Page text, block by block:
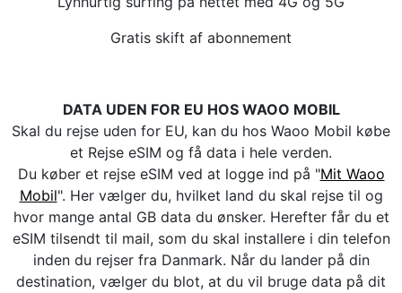
Gratis skift af abonnement
DATA UDEN FOR EU HOS WAOO MOBIL
Skal du rejse uden for EU, kan du hos Waoo Mobil købe
et Rejse eSIM og få data i hele verden.
Du køber et rejse eSIM ved at logge ind på "Mit Waoo
Mobil". Her vælger du, hvilket land du skal rejse til og
hvor mange antal GB data du ønsker. Herefter får du et
eSIM tilsendt til mail, som du skal installere i din telefon
inden du rejser fra Danmark. Når du lander på din
destination, vælger du blot, at du vil bruge data på dit